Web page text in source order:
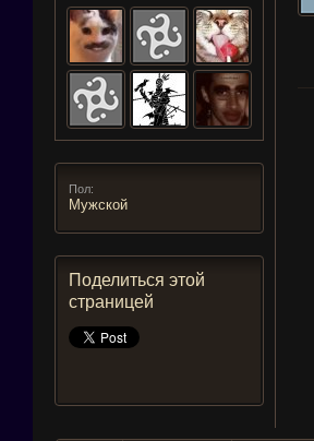
Пол:
Мужской
Поделиться этой
страницей